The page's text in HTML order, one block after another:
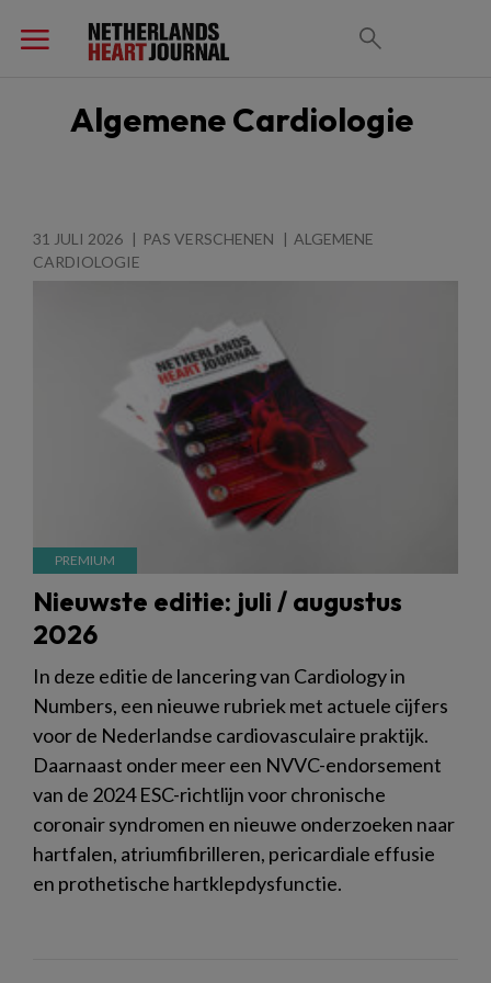
Algemene Cardiologie
31 JULI 2026 PAS VERSCHENEN
ALGEMENE
CARDIOLOGIE
Nieuwste editie: juli / augustus
2026
In deze editie de lancering van Cardiology in
Numbers, een nieuwe rubriek met actuele cijfers
voor de Nederlandse cardiovasculaire praktijk.
Daarnaast onder meer een NVVC-endorsement
van de 2024 ESC-richtlijn voor chronische
coronair syndromen en nieuwe onderzoeken naar
hartfalen, atriumfibrilleren, pericardiale effusie
en prothetische hartklepdysfunctie.